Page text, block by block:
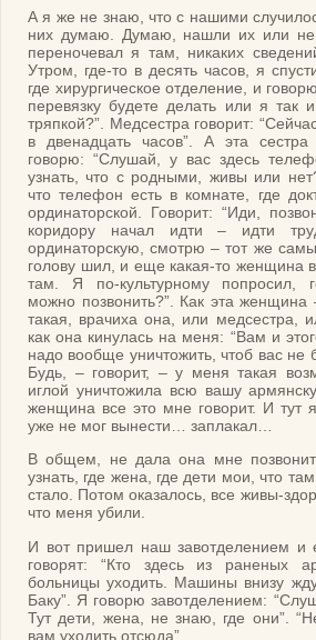
А я же не знаю, что с нашими
них думаю. Думаю, нашли их или
переночевал я там, никаких
Утром, где-то в десять часов, я
где хирургическое отделение, и
перевязку будете делать или я так
тряпкой?”. Медсестра говорит:
в двенадцать часов”. А эта
говорю: “Слушай, у вас здесь
узнать, что с родными, живы или
что телефон есть в комнате, где
ординаторской. Говорит: “Иди,
коридору начал идти – идти
ординаторскую, смотрю – тот же
голову шил, и еще какая-то женщина
там. Я по-культурному попросил,
можно позвонить?”. Как эта
такая, врачиха она, или медсестра,
как она кинулась на меня: “Вам и
надо вообще уничтожить, чтоб вас
Будь, – говорит, – у меня такая
иглой уничтожила всю вашу
женщина все это мне говорит. И тут
уже не мог вынести… заплакал…
В общем, не дала она мне
узнать, где жена, где дети мои, что
стало. Потом оказалось, все живы-
что меня убили.
И вот пришел наш завотделением и
говорят: “Кто здесь из раненых
больницы уходить. Машины внизу
Баку”. Я говорю завотделением:
Тут дети, жена, не знаю, где они”.
вам уходить отсюда”.